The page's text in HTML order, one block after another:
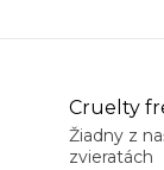
Cruelty
Žiadny z
zvieratách